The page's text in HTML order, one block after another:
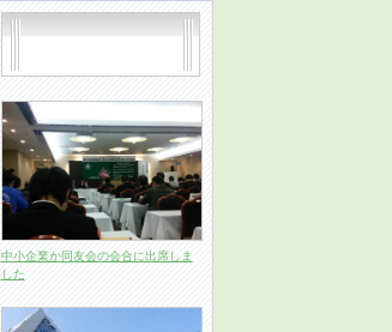
中小企業か同友会の会合に出席しま
した